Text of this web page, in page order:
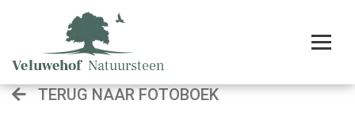
TERUG NAAR FOTOBOEK